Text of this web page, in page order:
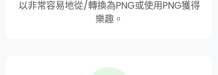
以非常容易地從/轉換為PNG或使用PNG獲得
樂趣。